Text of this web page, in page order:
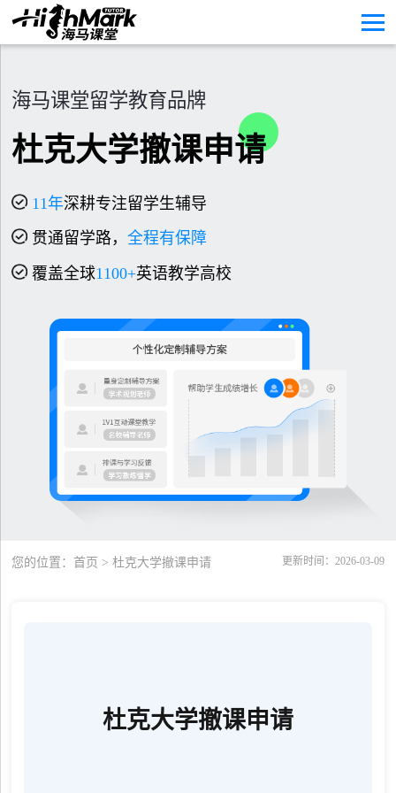
海马课堂留学教育品牌
杜克大学撤课申请
11年深耕专注留学生辅导
贯通留学路， 全程有保障
覆盖全球1100+英语教学高校
您的位置：首页 > 杜克大学撤课申请 更新时间：2026-03-09
杜克大学撤课申请